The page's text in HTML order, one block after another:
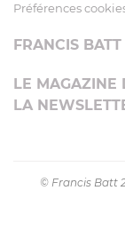
Préférences
FRANCIS
LE MAGAZINE
LA
© Francis Batt